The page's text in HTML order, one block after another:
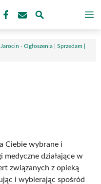
Jarocin - Ogłoszenia | Sprzedam |
Ciebie wybrane i
medyczne działające w
związanych z opieką
i wybierając spośród